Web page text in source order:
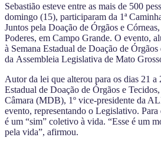
Sebastião esteve entre as mais de 500
domingo (15), participaram da 1ª
Juntos pela Doação de Órgãos e
Poderes, em Campo Grande. O evento,
à Semana Estadual de Doação de
da Assembleia Legislativa de Mato
Autor da lei que alterou para os dias 21 a
Estadual de Doação de Órgãos e
Câmara (MDB), 1º vice-presidente da
evento, representando o Legislativo.
é um “sim” coletivo à vida. “Esse é um
pela vida”, afirmou.